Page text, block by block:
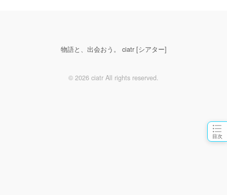
目次
物語と、出会おう。 ciatr [シアター]
© 2026 ciatr All rights reserved.